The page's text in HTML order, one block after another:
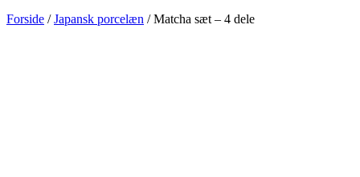
Forside /Japansk porcelæn / Matcha sæt – 4 dele